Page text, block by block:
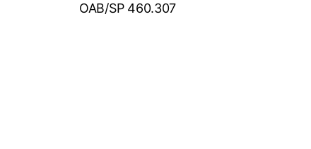
OAB/SP 460.307